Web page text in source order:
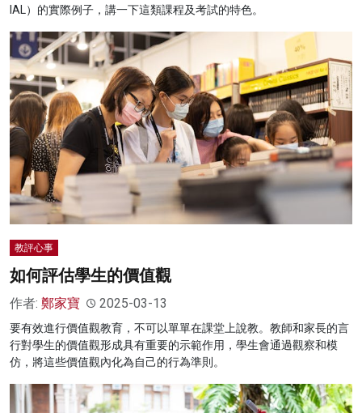
IAL）的實際例子，講一下這類課程及考試的特色。
教評心事
如何評估學生的價值觀
作者: 鄭家寶 2025-03-13
要有效進行價值觀教育，不可以單單在課堂上說教。教師和家長的言
行對學生的價值觀形成具有重要的示範作用，學生會通過觀察和模
仿，將這些價值觀內化為自己的行為準則。